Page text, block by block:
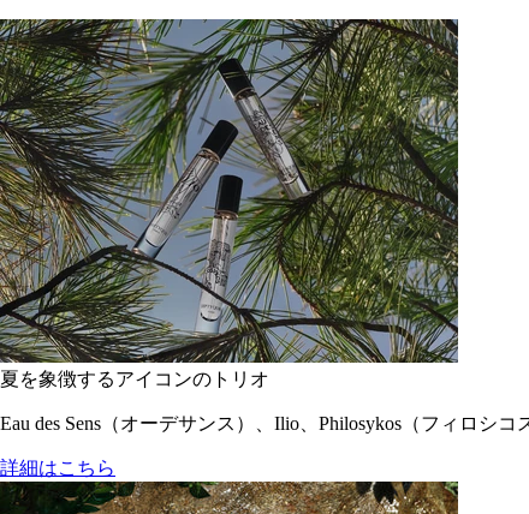
夏を象徴するアイコンのトリオ
Eau des Sens（オーデサンス）、Ilio、Philosykos（フィロシ
詳細はこちら